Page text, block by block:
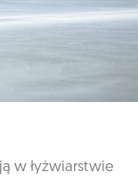
w łyżwiarstwie